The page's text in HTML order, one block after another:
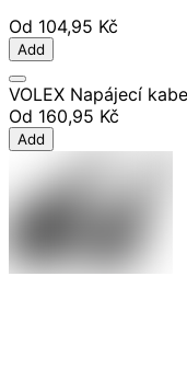
Od 104,95 Kč
Add
VOLEX Napájecí
Od 160,95 Kč
Add